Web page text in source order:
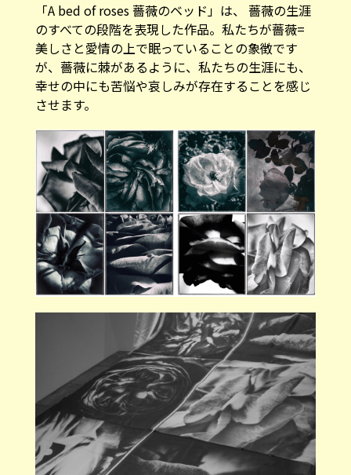
「A bed of roses 薔薇のベッド」は、 薔薇の生涯
のすべての段階を表現した作品。私たちが薔薇=
美しさと愛情の上で眠っていることの象徴です
が、薔薇に棘があるように、私たちの生涯にも、
幸せの中にも苦悩や哀しみが存在することを感じ
させます。